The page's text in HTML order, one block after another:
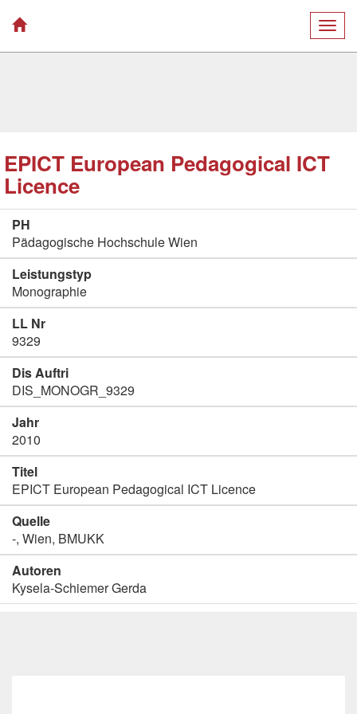
EPICT European Pedagogical ICT
Licence
PH
Pädagogische Hochschule Wien
Leistungstyp
Monographie
LL Nr
9329
Dis Auftri
DIS_MONOGR_9329
Jahr
2010
Titel
EPICT European Pedagogical ICT Licence
Quelle
-, Wien, BMUKK
Autoren
Kysela-Schiemer Gerda